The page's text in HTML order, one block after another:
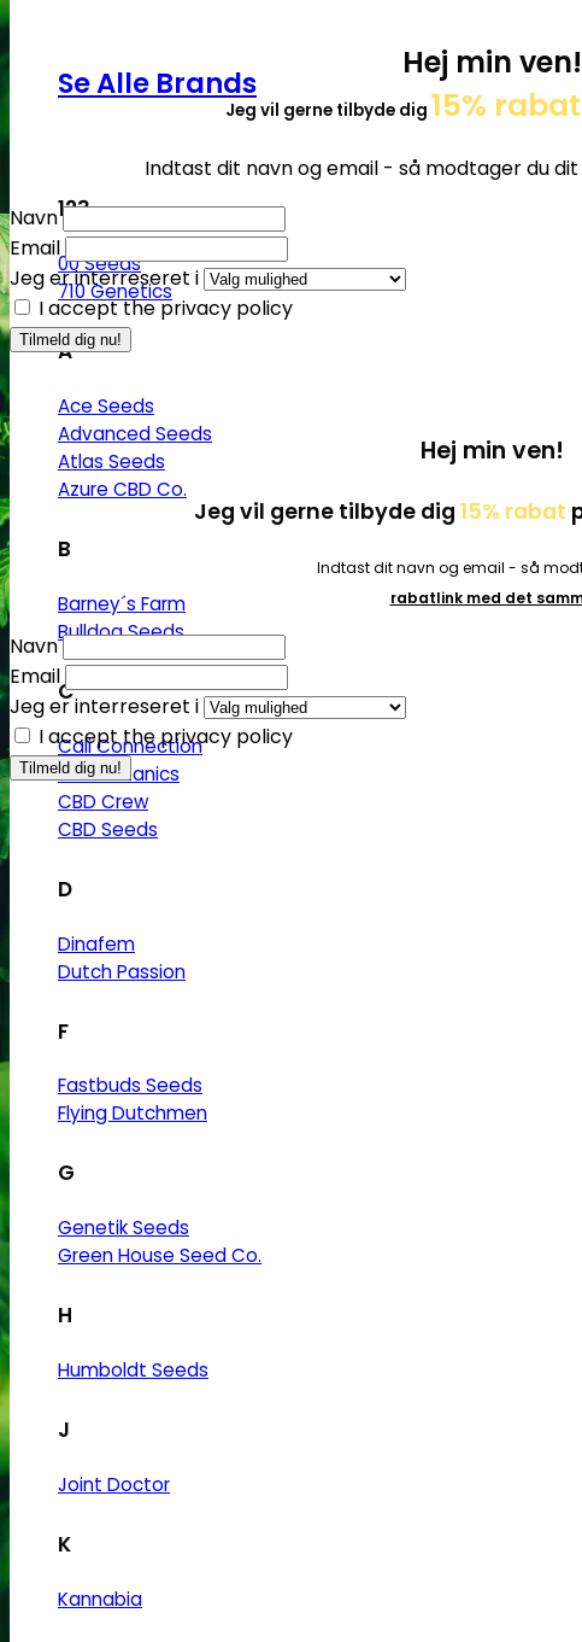
Se Alle Brands
123
00 Seeds
710 Genetics
A
Ace Seeds
Advanced Seeds
Atlas Seeds
Azure CBD Co.
B
Barney´s Farm
Bulldog Seeds
C
Cali Connection
CBD Botanics
CBD Crew
CBD Seeds
D
Dinafem
Dutch Passion
F
Fastbuds Seeds
Flying Dutchmen
G
Genetik Seeds
Green House Seed Co.
H
Humboldt Seeds
J
Joint Doctor
K
Kannabia
Hej min ven!
Jeg vil gerne tilbyde dig 15% rabat
Indtast dit navn og email - så modtager du dit
Navn
Email
Jeg er interreseret i
I accept the privacy policy
Hej min ven!
Jeg vil gerne tilbyde dig 15% rabat
Indtast dit navn og email - så
rabatlink med det
Navn
Email
Jeg er interreseret i
I accept the privacy policy